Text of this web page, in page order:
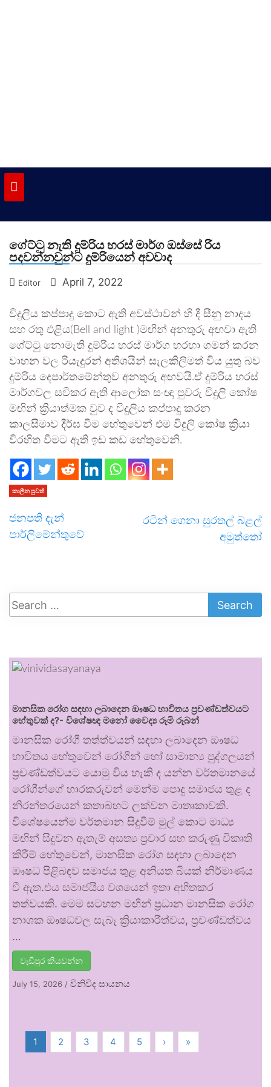
ගේට්ටු නැති දුම්රිය හරස් මාර්ග ඔස්සේ රිය
පදවන්නවුන්ට දුම්රියෙන් අවවාද
Editor April 7, 2022
විදුලිය කප්පාදු කොට ඇති අවස්ථාවන් හි දී සීනු නාදය
සහ රතු එළිය(Bell and light )මඟින් අනතුරු අඟවා ඇති
ගේට්ටු නොමැති දුම්රිය හරස් මාර්ග හරහා ගමන් කරන
වාහන වල රියැදුරන් අතිශයින් සැලකිලිමත් විය යුතු බව
දුම්රිය දෙපාර්තමේන්තුව අනතුරු අඟවයි.ඒ දුම්රිය හරස්
මාර්ගවල සවිකර ඇති ආලෝක සංඥා පුවරු විදුලි කෝෂ
මඟින් ක්‍රියාත්මක වුව ද විදුලිය කප්පාදු කරන
කාලසීමාව දීර්ඝ වීම හේතුවෙන් එම විදුලි කෝෂ ක්‍රියා
විරහිත වීමට ඇති ඉඩ කඩ හේතුවෙනි.
කාලීන පුවත්
ජනපති දැන්
පාර්ලිමේන්තුවේ
රටින් ගෙනා සුරතල් බළල්
අමුත්තෝ
මානසික රෝග සඳහා ලබාදෙන ඖෂධ භාවිතය ප්‍රචණ්ඩත්වයට
හේතුවක් ද?- විශේෂඥ මනෝ වෛද්‍ය රූමි රූබන්
මානසික රෝගී තත්ත්වයන් සඳහා ලබාදෙන ඖෂධ
භාවිතය හේතුවෙන් රෝගීන් හෝ සාමාන්‍ය පුද්ගලයන්
ප්‍රචණ්ඩත්වයට යොමු විය හැකි ද යන්න වර්තමානයේ
රෝගීන්ගේ භාරකරුවන් මෙන්ම පොදු සමාජය තුළ ද
නිරන්තරයෙන් කතාබහට ලක්වන මාතෘකාවකි.
විශේෂයෙන්ම වර්තමාන සිදුවීම් මුල් කොට මාධ්‍ය
මඟින් සිදුවන ඇතැම් අසත්‍ය ප්‍රචාර සහ කරුණු විකෘති
කිරීම් හේතුවෙන්, මානසික රෝග සඳහා ලබාදෙන
ඖෂධ පිළිබඳව සමාජය තුළ අනියත බියක් නිර්මාණය
වී ඇත.එය සමාජයීය වශයෙන් ඉතා අහිතකර
තත්වයකි. මෙම සටහන මඟින් ප්‍රධාන මානසික රෝග
නාශක ඖෂධවල සැබෑ ක්‍රියාකාරීත්වය, ප්‍රචණ්ඩත්වය
…
වැඩිපුර කියවන්න
July 15, 2026 / විනිවිද සායනය
1 2 3 4 5 › »